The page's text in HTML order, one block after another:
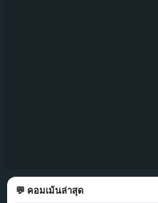
💬 คอมเม้นล่าสุด